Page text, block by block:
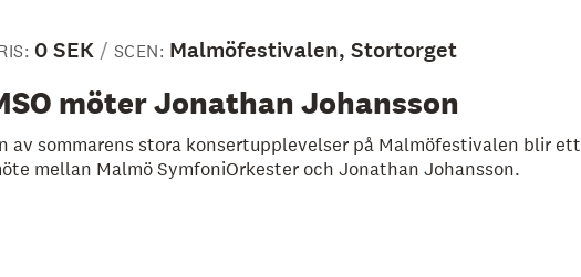
0 SEK SCEN: Malmöfestivalen, Stortorget
möter Jonathan Johansson
av sommarens stora konsertupplevelser på Malmöfestivalen blir ett
mellan Malmö SymfoniOrkester och Jonathan Johansson.